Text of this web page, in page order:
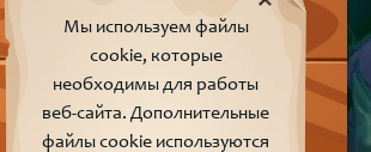
Мы используем файлы
cookie, которые
необходимы для работы
веб-сайта. Дополнительные
файлы cookie используются